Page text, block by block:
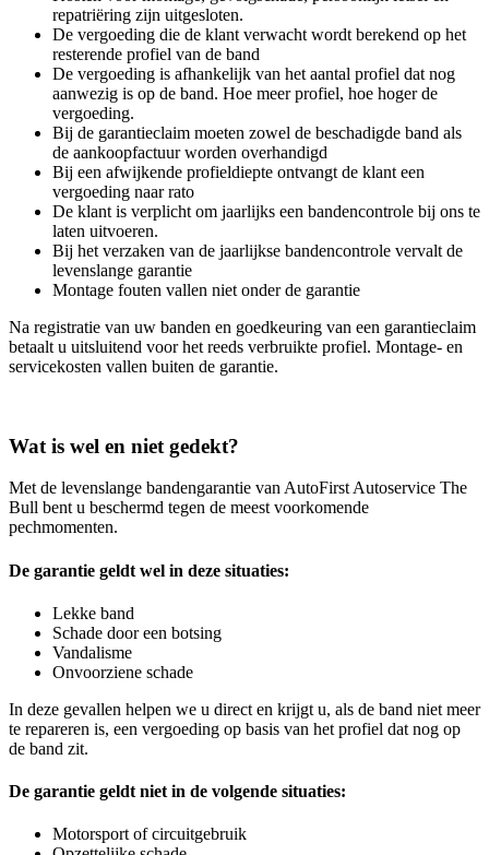
repatriëring zijn uitgesloten.
De vergoeding die de klant verwacht wordt berekend op het
resterende profiel van de band
De vergoeding is afhankelijk van het aantal profiel dat nog
aanwezig is op de band. Hoe meer profiel, hoe hoger de
vergoeding.
Bij de garantieclaim moeten zowel de beschadigde band als
de aankoopfactuur worden overhandigd
Bij een afwijkende profieldiepte ontvangt de klant een
vergoeding naar rato
De klant is verplicht om jaarlijks een bandencontrole bij ons te
laten uitvoeren.
Bij het verzaken van de jaarlijkse bandencontrole vervalt de
levenslange garantie
Montage fouten vallen niet onder de garantie
Na registratie van uw banden en goedkeuring van een garantieclaim
betaalt u uitsluitend voor het reeds verbruikte profiel. Montage- en
servicekosten vallen buiten de garantie.
Wat is wel en niet gedekt?
Met de levenslange bandengarantie van AutoFirst Autoservice The
Bull bent u beschermd tegen de meest voorkomende
pechmomenten.
De garantie geldt wel in deze situaties:
Lekke band
Schade door een botsing
Vandalisme
Onvoorziene schade
In deze gevallen helpen we u direct en krijgt u, als de band niet meer
te repareren is, een vergoeding op basis van het profiel dat nog op
de band zit.
De garantie geldt niet in de volgende situaties:
Motorsport of circuitgebruik